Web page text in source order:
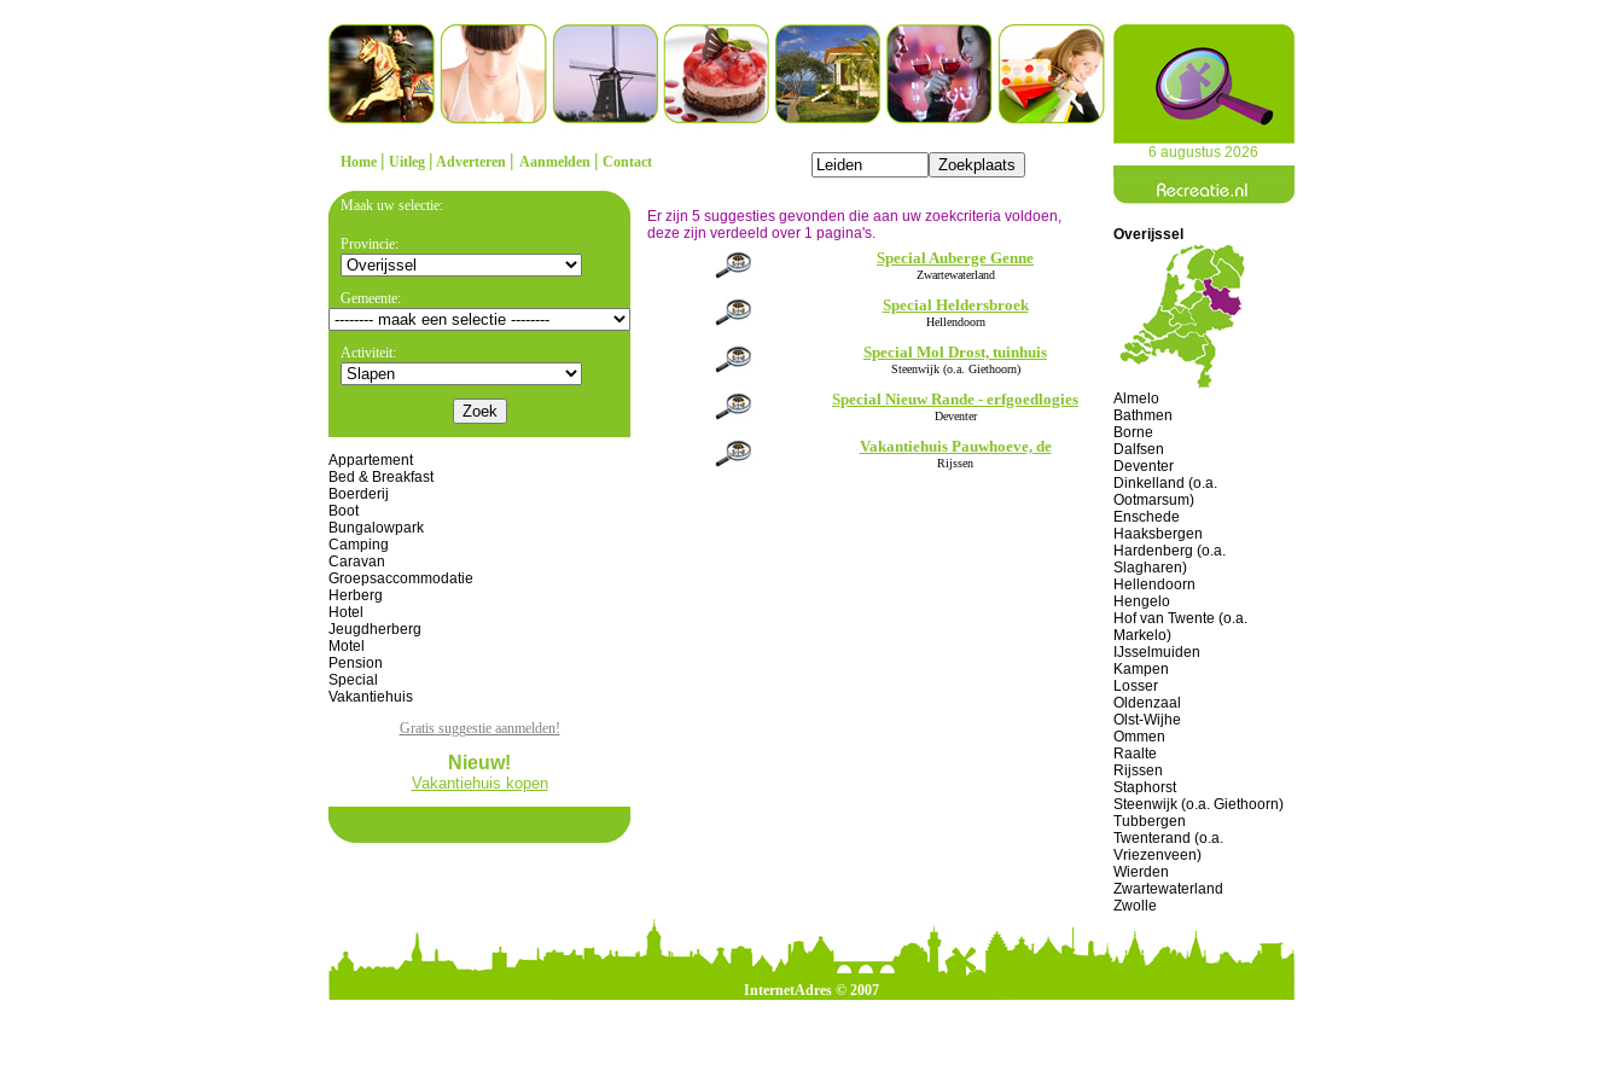
Home | Uitleg | Adverteren | Aanmelden | Contact
6 augustus 2026
Maak uw selectie:
Provincie:
Gemeente:
Activiteit:
Appartement
Bed & Breakfast
Boerderij
Boot
Bungalowpark
Camping
Caravan
Groepsaccommodatie
Herberg
Hotel
Jeugdherberg
Motel
Pension
Special
Vakantiehuis
Gratis suggestie aanmelden!
Nieuw!
Vakantiehuis kopen
Er zijn 5 suggesties gevonden die aan uw zoekcriteria voldoen,
deze zijn verdeeld over 1 pagina's.
Special Auberge Genne
Zwartewaterland
Special Heldersbroek
Hellendoorn
Special Mol Drost, tuinhuis
Steenwijk (o.a. Giethoorn)
Special Nieuw Rande - erfgoedlogies
Deventer
Vakantiehuis Pauwhoeve, de
Rijssen
Overijssel
Almelo
Bathmen
Borne
Dalfsen
Deventer
Dinkelland (o.a.
Ootmarsum)
Enschede
Haaksbergen
Hardenberg (o.a.
Slagharen)
Hellendoorn
Hengelo
Hof van Twente (o.a.
Markelo)
IJsselmuiden
Kampen
Losser
Oldenzaal
Olst-Wijhe
Ommen
Raalte
Rijssen
Staphorst
Steenwijk (o.a. Giethoorn)
Tubbergen
Twenterand (o.a.
Vriezenveen)
Wierden
Zwartewaterland
Zwolle
InternetAdres © 2007